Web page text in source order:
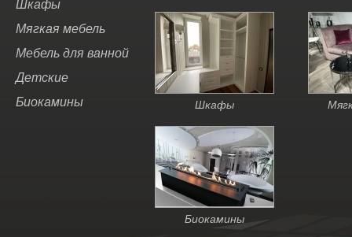
Шкафы
Мягкая мебель
Мебель для ванной
Детские
Биокамины
Шкафы
Биокамины